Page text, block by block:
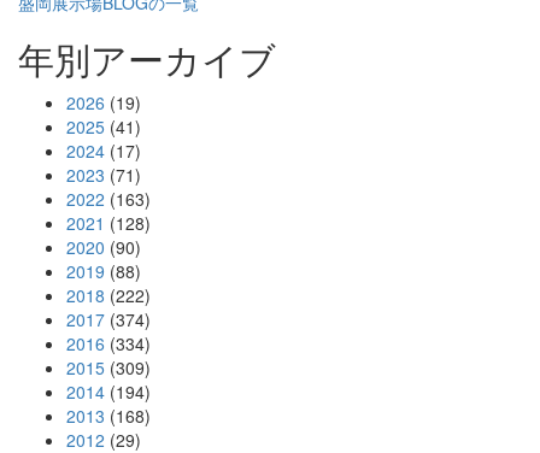
年別アーカイブ
2026 (19)
2025 (41)
2024 (17)
2023 (71)
2022 (163)
2021 (128)
2020 (90)
2019 (88)
2018 (222)
2017 (374)
2016 (334)
2015 (309)
2014 (194)
2013 (168)
2012 (29)